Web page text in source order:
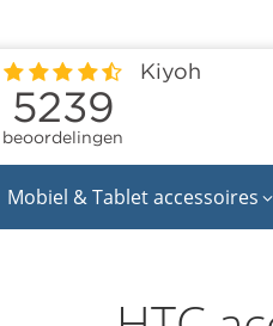
Mobiel & Tablet accessoires